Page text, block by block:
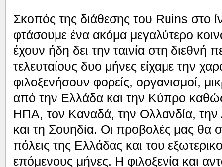
Σκοπός της διάθεσης του Ruins στο
φτάσουμε ένα ακόμα μεγαλύτερο
έχουν ήδη δει την ταινία στη διεθνή
τελευταίους δυο μήνες είχαμε την
φιλοξενήσουν φορείς, οργανισμοί,
από την Ελλάδα και την Κύπρο καθώς
ΗΠΑ, τον Καναδά, την Ολλανδία, την
και τη Σουηδία. Οι προβολές μας θα
πόλεις της Ελλάδας και του
επόμενους μήνες. Η φιλοξενία και